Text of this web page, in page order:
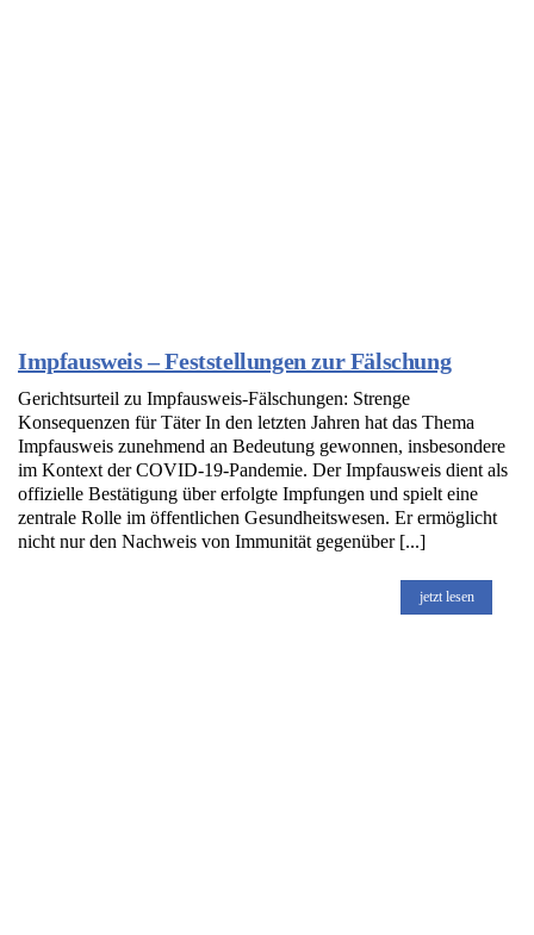
Impfausweis – Feststellungen zur Fälschung
Gerichtsurteil zu Impfausweis-Fälschungen: Strenge
Konsequenzen für Täter In den letzten Jahren hat das Thema
Impfausweis zunehmend an Bedeutung gewonnen, insbesondere
im Kontext der COVID-19-Pandemie. Der Impfausweis dient als
offizielle Bestätigung über erfolgte Impfungen und spielt eine
zentrale Rolle im öffentlichen Gesundheitswesen. Er ermöglicht
nicht nur den Nachweis von Immunität gegenüber [...]
jetzt lesen